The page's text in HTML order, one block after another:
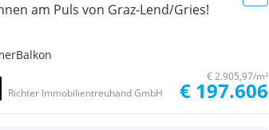
am Puls von Graz-Lend/Gries!
Balkon
Richter Immobilientreuhand GmbH
€ 2.905,97/m²
€ 197.606